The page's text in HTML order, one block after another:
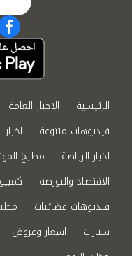
الرئيسية الاخبار العامة
فيديوهات متنوعة
اخبار الرياضة
مطبخ
الاقتصاد والبورصة
فيديوهات فضائيات
سيارات
اسعار وعروض